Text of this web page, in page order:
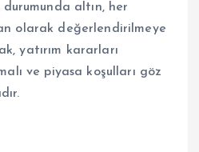
altın, her
olarak değerlendirilmeye
yatırım kararları
ve piyasa koşulları göz